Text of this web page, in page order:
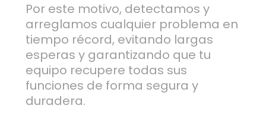
Por este motivo, detectamos y
arreglamos cualquier problema en
tiempo récord, evitando largas
esperas y garantizando que tu
equipo recupere todas sus
funciones de forma segura y
duradera.